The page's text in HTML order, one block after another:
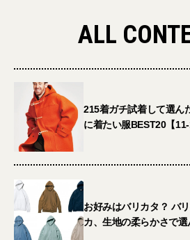
ALL
215着ガチ試着して選ん
に着たい服BEST20【11-
お好みはバリカタ？ バ
カ、生地の柔らかさで